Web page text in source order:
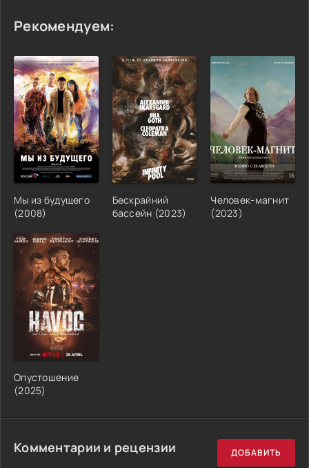
Рекомендуем:
Мы из будущего
(2008)
Бескрайний
бассейн (2023)
Человек-магнит
(2023)
Опустошение
(2025)
Комментарии и рецензии ДОБАВИТЬ